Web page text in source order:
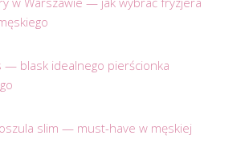
— blask idealnego pierścionka
slim — must-have w męskiej